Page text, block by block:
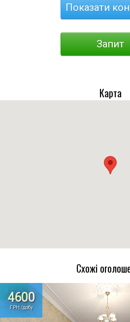
Показати
Запит
Карта
Схожі
В ТОПі
4600
ГРН /добу